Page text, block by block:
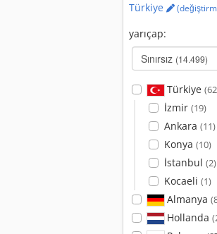
Türkiye
yarıçap:
Sınırsız (14.499)
Türkiye
İzmir (19)
Ankara (11)
Konya (10)
İstanbul (2)
Kocaeli (1)
Almanya
Hollanda
Süper Profesyonel O 06 Lastik